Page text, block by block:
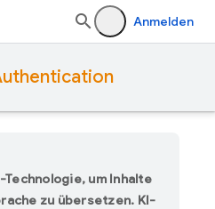
Anmelden
um Inhalte
zu übersetzen. KI-